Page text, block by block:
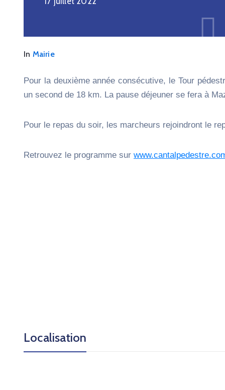
In Mairie
Pour la deuxième année consécutive, le Tour
un second de 18 km. La pause déjeuner se fera à
Pour le repas du soir, les marcheurs rejoindront le
Retrouvez le programme sur
Localisation